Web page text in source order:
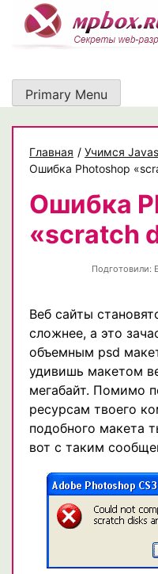
content
Primary Menu
Главная / Учимся
Ошибка Photoshop
Ошибка
«scratch
Подготовили:
Веб сайты
сложнее, а это
объемным psd
удивишь макетом
мегабайт. Помимо
ресурсам твоего
подобного макета
вот с таким